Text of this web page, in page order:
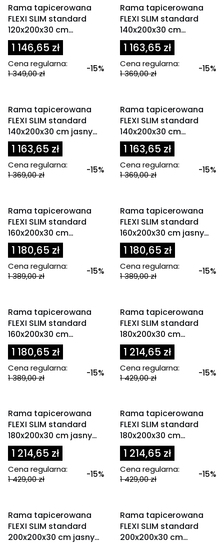
Rama tapicerowana
FLEXI SLIM standard
120x200x30 cm
oliwkowa / zielona
1 146,65 zł
Cena regularna:
1 349,00 zł
-15%
Rama tapicerowana
FLEXI SLIM standard
140x200x30 cm
granatowa
1 163,65 zł
Cena regularna:
1 369,00 zł
-15%
Rama tapicerowana
FLEXI SLIM standard
140x200x30 cm jasny
beż
1 163,65 zł
Cena regularna:
1 369,00 zł
-15%
Rama tapicerowana
FLEXI SLIM standard
140x200x30 cm
oliwkowa / zielona
1 163,65 zł
Cena regularna:
1 369,00 zł
-15%
Rama tapicerowana
FLEXI SLIM standard
160x200x30 cm
granatowa
1 180,65 zł
Cena regularna:
1 389,00 zł
-15%
Rama tapicerowana
FLEXI SLIM standard
160x200x30 cm jasny
beż
1 180,65 zł
Cena regularna:
1 389,00 zł
-15%
Rama tapicerowana
FLEXI SLIM standard
160x200x30 cm
oliwkowa / zielona
1 180,65 zł
Cena regularna:
1 389,00 zł
-15%
Rama tapicerowana
FLEXI SLIM standard
180x200x30 cm
granatowa
1 214,65 zł
Cena regularna:
1 429,00 zł
-15%
Rama tapicerowana
FLEXI SLIM standard
180x200x30 cm jasny
beż
1 214,65 zł
Cena regularna:
1 429,00 zł
-15%
Rama tapicerowana
FLEXI SLIM standard
180x200x30 cm
oliwkowa / zielona
1 214,65 zł
Cena regularna:
1 429,00 zł
-15%
Rama tapicerowana
FLEXI SLIM standard
200x200x30 cm jasny
Rama tapicerowana
FLEXI SLIM standard
200x200x30 cm